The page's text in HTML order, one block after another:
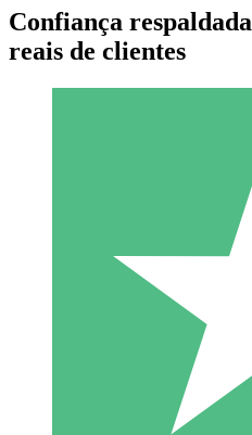
Pacotes de
Pague conforme o uso com
Confiança
reais de clientes